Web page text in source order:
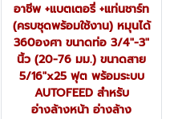
อาชีพ +แบตเตอรี่ +แท่นชาร์ท
(ครบชุดพร้อมใช้งาน) หมุนได้
360องศา ขนาดท่อ 3/4"-3"
นิ้ว (20-76 มม.) ขนาดสาย
5/16"x25 ฟุต พร้อมระบบ
AUTOFEED สำหรับ
อ่างล้างหน้า อ่างล้าง